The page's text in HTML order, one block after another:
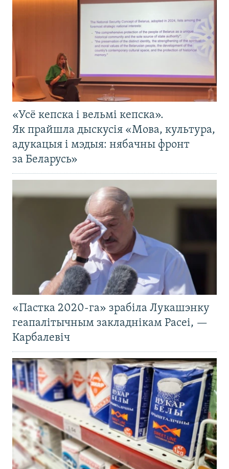
«Усё кепска і вельмі кепска».
Як прайшла дыскусія «Мова, культура,
адукацыя і мэдыя: нябачны фронт
за Беларусь»
«Пастка 2020-га» зрабіла Лукашэнку
геапалітычным закладнікам Расеі, —
Карбалевіч